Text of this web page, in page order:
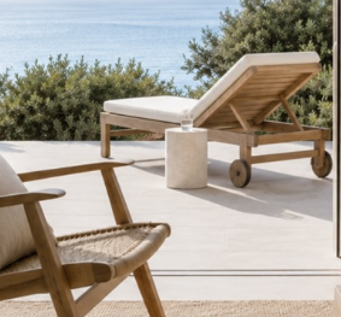
tra estetica,
assistito, negli ultimi tempi, ad una
soluzioni ai nostri clienti. Vi parleremo dei
caratteristiche in cui crediamo
Anzitutto, dobbiamo considerare la
di arredo per il bagno. L’estetica è la
nel bagno e la marca Arbi è una